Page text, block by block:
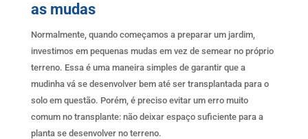
as mudas
Normalmente, quando começamos a preparar um jardim,
investimos em pequenas mudas em vez de semear no próprio
terreno. Essa é uma maneira simples de garantir que a
mudinha vá se desenvolver bem até ser transplantada para o
solo em questão. Porém, é preciso evitar um erro muito
comum no transplante: não deixar espaço suficiente para a
planta se desenvolver no terreno.